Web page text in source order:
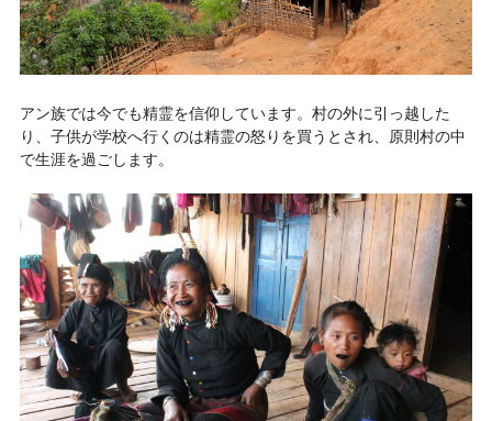
アン族では今でも精霊を信仰しています。村の外に引っ越した
り、子供が学校へ行くのは精霊の怒りを買うとされ、原則村の中
で生涯を過ごします。